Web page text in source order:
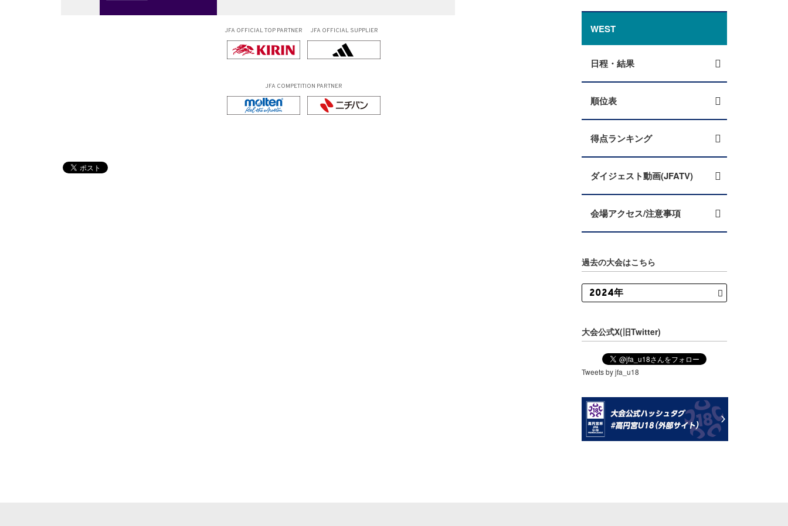
JFA OFFICIALTOP PARTNER JFA OFFICIAL SUPPLIER
JFA COMPETITION PARTNER
WEST
日程・結果
順位表
得点ランキング
ダイジェスト動画(JFATV)
会場アクセス/注意事項
過去の大会はこちら
大会公式X(旧Twitter)
Tweets by jfa_u18